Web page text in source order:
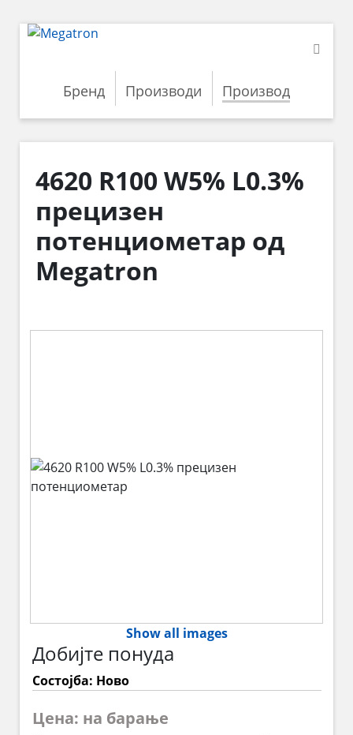
Бренд Производи Производ
4620 R100 W5% L0.3%
прецизен
потенциометар од
Megatron
Show all images
Добијте понуда
Состојба: Ново
Цена: на барање